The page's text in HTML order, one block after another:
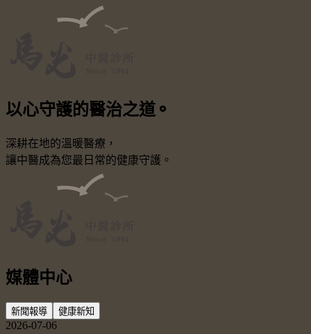
以心守護的醫治之道 ⚬
深耕在地的溫暖醫療，
讓中醫成為您最日常的健康守護。
媒體中心
新聞報導 健康新知
2026-07-06